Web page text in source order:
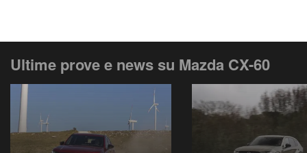
Ultime prove e news su Mazda CX-60